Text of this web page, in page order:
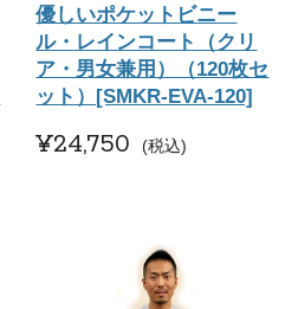
優しいポケットビニー
ル・レインコート（クリ
ア・男女兼用）（120枚セ
ット）[SMKR-EVA-120]
¥24,750 税込